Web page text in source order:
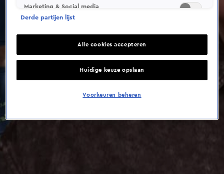
Marketing & Social media
Derde partijen lijst
Alle cookies accepteren
Huidige keuze opslaan
Voorkeuren beheren